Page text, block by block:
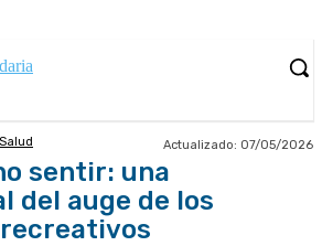
Salud Actualizado: 07/05/2026
sentir: una
del auge de los